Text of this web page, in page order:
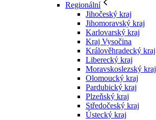
Regionální
Jihočeský kraj
Jihomoravský kraj
Karlovarský kraj
Kraj Vysočina
Králověhradecký kraj
Liberecký kraj
Moravskoslezský kraj
Olomoucký kraj
Pardubický kraj
Plzeňský kraj
Středočeský kraj
Ústecký kraj